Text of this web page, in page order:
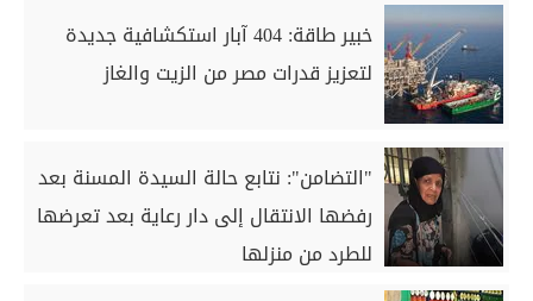
خبير طاقة: 404 آبار استكشافية جديدة
لتعزيز قدرات مصر من الزيت والغاز
"التضامن": نتابع حالة السيدة المسنة بعد
رفضها الانتقال إلى دار رعاية بعد تعرضها
للطرد من منزلها